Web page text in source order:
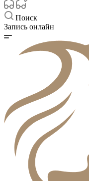
Поиск
Запись онлайн